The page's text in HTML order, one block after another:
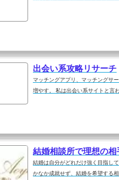
出会い系攻略リサーチ
マッチングアプリ、マッチングサ
増やす。 私は出会い系サイトと言
結婚相談所で理想の相
結婚は自分がどれだけ強く目指し
かなか成就せず、結婚を希望する